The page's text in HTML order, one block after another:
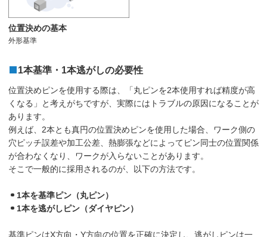
位置決めの基本
外形基準
1本基準・1本逃がしの必要性
位置決めピンを使用する際は、「丸ピンを2本使用すれば精度が高
くなる」と考えがちですが、実際にはトラブルの原因になることが
あります。
例えば、2本とも真円の位置決めピンを使用した場合、ワーク側の
穴ピッチ誤差や加工公差、熱膨張などによってピン同士の位置関係
が合わなくなり、ワークが入らないことがあります。
そこで一般的に採用されるのが、以下の方法です。
1本を基準ピン（丸ピン）
1本を逃がしピン（ダイヤピン）
基準ピンはX方向・Y方向の位置を正確に決定し、逃がしピンは一